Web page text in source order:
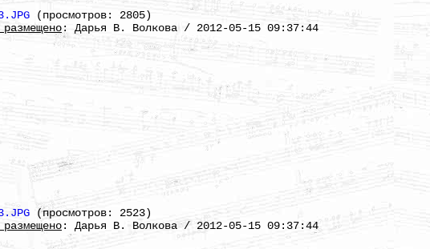
(просмотров: 2805)
: Дарья В. Волкова / 2012-05-15 09:37:44
(просмотров: 2523)
: Дарья В. Волкова / 2012-05-15 09:37:44